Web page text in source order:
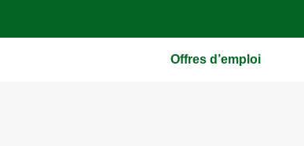
Offres d’emploi